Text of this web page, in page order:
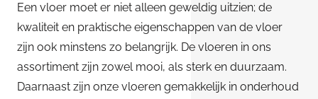
Een vloer moet er niet alleen geweldig uitzien; de
kwaliteit en praktische eigenschappen van de vloer
zijn ook minstens zo belangrijk. De vloeren in ons
assortiment zijn zowel mooi, als sterk en duurzaam.
Daarnaast zijn onze vloeren gemakkelijk in onderhoud